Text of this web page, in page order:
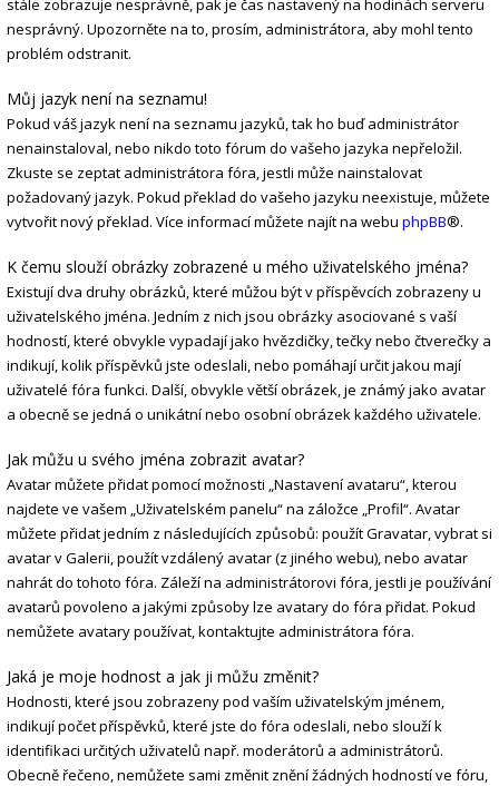
stále zobrazuje nesprávně, pak je čas nastavený na hodinách serveru
nesprávný. Upozorněte na to, prosím, administrátora, aby mohl tento
problém odstranit.
Můj jazyk není na seznamu!
Pokud váš jazyk není na seznamu jazyků, tak ho buď administrátor
nenainstaloval, nebo nikdo toto fórum do vašeho jazyka nepřeložil.
Zkuste se zeptat administrátora fóra, jestli může nainstalovat
požadovaný jazyk. Pokud překlad do vašeho jazyku neexistuje, můžete
vytvořit nový překlad. Více informací můžete najít na webu phpBB®.
K čemu slouží obrázky zobrazené u mého uživatelského jména?
Existují dva druhy obrázků, které můžou být v příspěvcích zobrazeny u
uživatelského jména. Jedním z nich jsou obrázky asociované s vaší
hodností, které obvykle vypadají jako hvězdičky, tečky nebo čtverečky a
indikují, kolik příspěvků jste odeslali, nebo pomáhají určit jakou mají
uživatelé fóra funkci. Další, obvykle větší obrázek, je známý jako avatar
a obecně se jedná o unikátní nebo osobní obrázek každého uživatele.
Jak můžu u svého jména zobrazit avatar?
Avatar můžete přidat pomocí možnosti „Nastavení avataru“, kterou
najdete ve vašem „Uživatelském panelu“ na záložce „Profil“. Avatar
můžete přidat jedním z následujících způsobů: použít Gravatar, vybrat si
avatar v Galerii, použít vzdálený avatar (z jiného webu), nebo avatar
nahrát do tohoto fóra. Záleží na administrátorovi fóra, jestli je používání
avatarů povoleno a jakými způsoby lze avatary do fóra přidat. Pokud
nemůžete avatary používat, kontaktujte administrátora fóra.
Jaká je moje hodnost a jak ji můžu změnit?
Hodnosti, které jsou zobrazeny pod vaším uživatelským jménem,
indikují počet příspěvků, které jste do fóra odeslali, nebo slouží k
identifikaci určitých uživatelů např. moderátorů a administrátorů.
Obecně řečeno, nemůžete sami změnit znění žádných hodností ve fóru,